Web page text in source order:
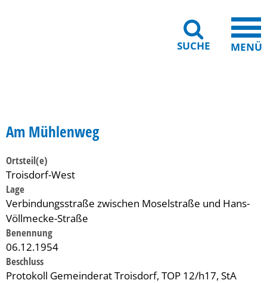
SUCHE MENÜ
Am Mühlenweg
Ortsteil(e)
Troisdorf-West
Lage
Verbindungsstraße zwischen Moselstraße und Hans-
Völlmecke-Straße
Benennung
06.12.1954
Beschluss
Protokoll Gemeinderat Troisdorf, TOP 12/h17, StA